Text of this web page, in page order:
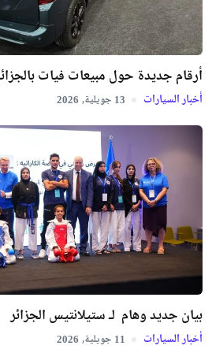
أرقام جديدة حول مبيعات فيات
أخبار السيارات 13 جويلية, 2026
بيان جديد وهام لـ ستيلانتيس الجزائر
أخبار السيارات 11 جويلية, 2026